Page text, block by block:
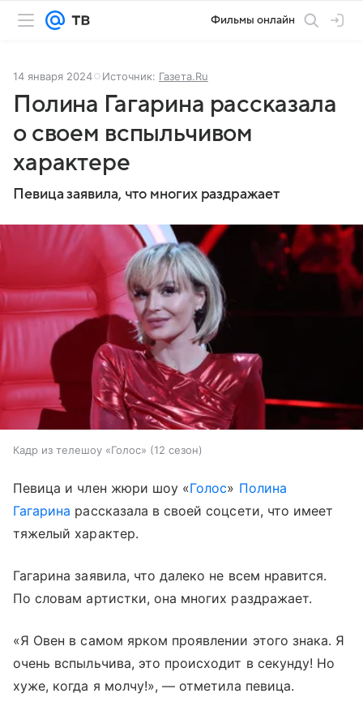
Фильмы онлайн
14 января 2024 Источник: Газета.Ru
Полина Гагарина рассказала
о своем вспыльчивом
характере
Певица заявила, что многих раздражает
Кадр из телешоу «Голос» (12 сезон)
Певица и член жюри шоу «Голос» Полина
Гагарина рассказала в своей соцсети, что имеет
тяжелый характер.
Гагарина заявила, что далеко не всем нравится.
По словам артистки, она многих раздражает.
«Я Овен в самом ярком проявлении этого знака. Я
очень вспыльчива, это происходит в секунду! Но
хуже, когда я молчу!», — отметила певица.